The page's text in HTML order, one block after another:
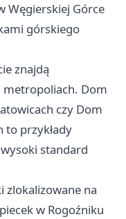
Węgierskiej Górce
górskiego
znajdą
metropoliach. Dom
czy Dom
to przykłady
standard
zlokalizowane na
w Rogoźniku